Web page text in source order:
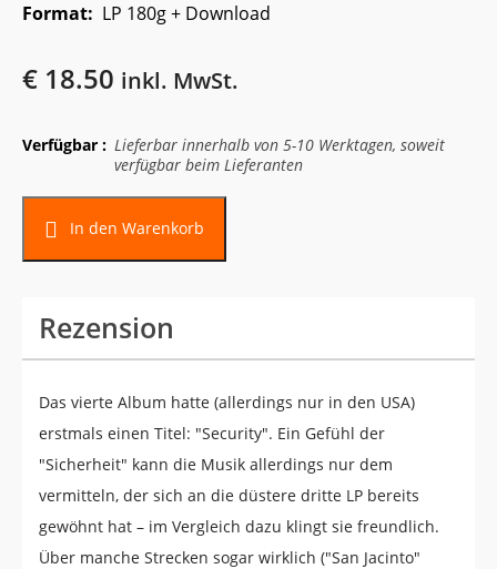
Format: LP 180g + Download
€ 18.50 inkl. MwSt.
Verfügbar : Lieferbar innerhalb von 5-10 Werktagen, soweit
verfügbar beim Lieferanten
In den Warenkorb
Rezension
Das vierte Album hatte (allerdings nur in den USA)
erstmals einen Titel: "Security". Ein Gefühl der
"Sicherheit" kann die Musik allerdings nur dem
vermitteln, der sich an die düstere dritte LP bereits
gewöhnt hat – im Vergleich dazu klingt sie freundlich.
Über manche Strecken sogar wirklich ("San Jacinto"